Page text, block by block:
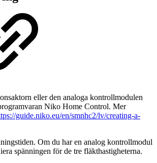
eller den analoga kontrollmodulen
Niko Home Control. Mer
guide.niko.eu/en/smnhc2/lv/creating-a-
Om du har en analog kontrollmodul
spänningen för de tre fläkthastigheterna.